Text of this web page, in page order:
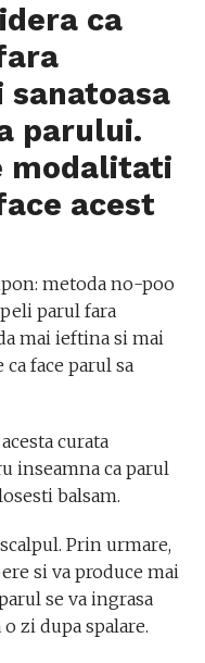
ca
sanatoasa
parului.
modalitati
acest
metoda no-poo
parul fara
mai ieftina si mai
ca face parul sa
curata
inseamna ca parul
balsam.
Prin urmare,
si va produce mai
se va ingrasa
zi dupa spalare.